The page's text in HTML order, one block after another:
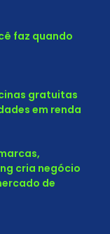
faz quando
gratuitas
em renda
cria negócio
de